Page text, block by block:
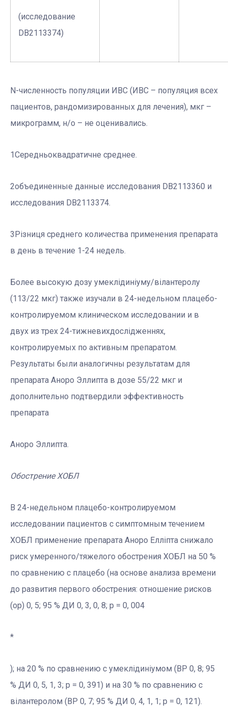
(исследование
DB2113374)
N-численность популяции ИВС (ИВС – популяция всех
пациентов, рандомизированных для лечения), мкг –
микрограмм, н/о – не оценивались.
1Середньоквадратичне среднее.
2объединенные данные исследования DB2113360 и
исследования DB2113374.
3Різниця среднего количества применения препарата
в день в течение 1-24 недель.
Более высокую дозу умеклідиніуму/вілантеролу
(113/22 мкг) также изучали в 24-недельном плацебо-
контролируемом клиническом исследовании и в
двух из трех 24-тижневихдослідженнях,
контролируемых по активным препаратом.
Результаты были аналогичны результатам для
препарата Аноро Эллипта в дозе 55/22 мкг и
дополнительно подтвердили эффективность
препарата
Аноро Эллипта.
Обострение ХОБЛ
В 24-недельном плацебо-контролируемом
исследовании пациентов с симптомным течением
ХОБЛ применение препарата Аноро Елліпта снижало
риск умеренного/тяжелого обострения ХОБЛ на 50 %
по сравнению с плацебо (на основе анализа времени
до развития первого обострения: отношение рисков
(ор) 0, 5; 95 % ДИ 0, 3, 0, 8; p = 0, 004
*
); на 20 % по сравнению с умеклідиніумом (ВР 0, 8; 95
% ДИ 0, 5, 1, 3; p = 0, 391) и на 30 % по сравнению с
вілантеролом (ВР 0, 7; 95 % ДИ 0, 4, 1, 1; p = 0, 121).